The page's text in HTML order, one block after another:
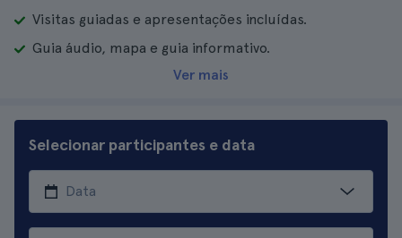
Visitas guiadas e apresentações incluídas.
Guia áudio, mapa e guia informativo.
Ver mais
Selecionar participantes e data